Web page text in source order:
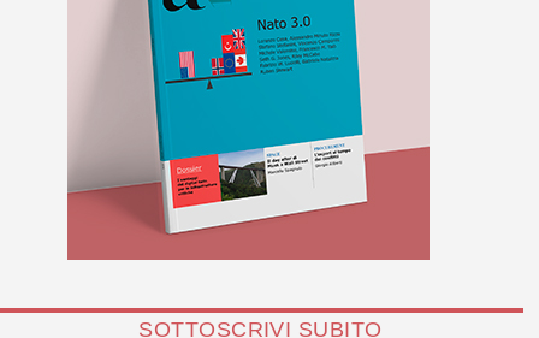
SOTTOSCRIVI SUBITO